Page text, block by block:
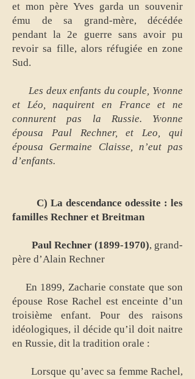
et mon père Yves garda un souvenir
ému de sa grand-mère, décédée
pendant la 2e guerre sans avoir pu
revoir sa fille, alors réfugiée en zone
Sud.
Les deux enfants du couple, Yvonne
et Léo, naquirent en France et ne
connurent pas la Russie. Yvonne
épousa Paul Rechner, et Leo, qui
épousa Germaine Claisse, n’eut pas
d’enfants.
C) La descendance odessite : les
familles Rechner et Breitman
Paul Rechner (1899-1970), grand-
père d’Alain Rechner
En 1899, Zacharie constate que son
épouse Rose Rachel est enceinte d’un
troisième enfant. Pour des raisons
idéologiques, il décide qu’il doit naitre
en Russie, dit la tradition orale :
Lorsque qu’avec sa femme Rachel,